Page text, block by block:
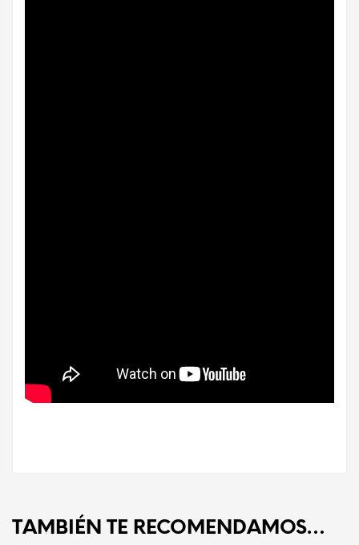
TAMBIÉN TE RECOMENDAMOS…